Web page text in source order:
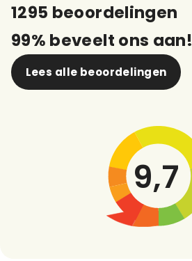
1295 beoordelingen
99% beveelt ons aan!
Lees alle beoordelingen
9,7